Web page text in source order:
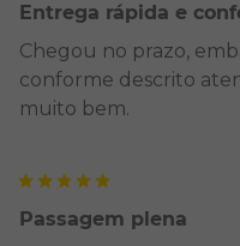
Entrega rápida e
Chegou no prazo,
conforme descrito
muito bem.
Passagem plena